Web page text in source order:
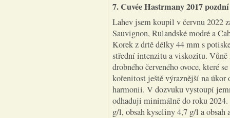
7. Cuvée Hastrmany 2017
Lahev jsem koupil v červnu 2022
Sauvignon, Rulandské modré a
Korek z drtě délky 44 mm s
střední intenzitu a viskozitu. Vůně
drobného červeného ovoce, které
kořenitost ještě výraznější na úkor
harmonii. V dozvuku vystoupí
odhaduji minimálně do roku
g/l, obsah kyseliny 4,7 g/l a